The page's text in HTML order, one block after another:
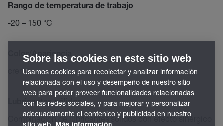
Rango de temperatura de trabajo
-20 – 150 °C
Color/Apariencia
crema
Lubricantes sólidos
Combinación de lubricantes sólidos con efecto sinérgico
Sobre las cookies en este sitio web
Usamos cookies para recolectar y analizar información
relacionada con el uso y desempeño de nuestro sitio
web para poder proveer funcionalidades relacionadas
con las redes sociales, y para mejorar y personalizar
adecuadamente el contenido y publicidad en nuestro
sitio web.